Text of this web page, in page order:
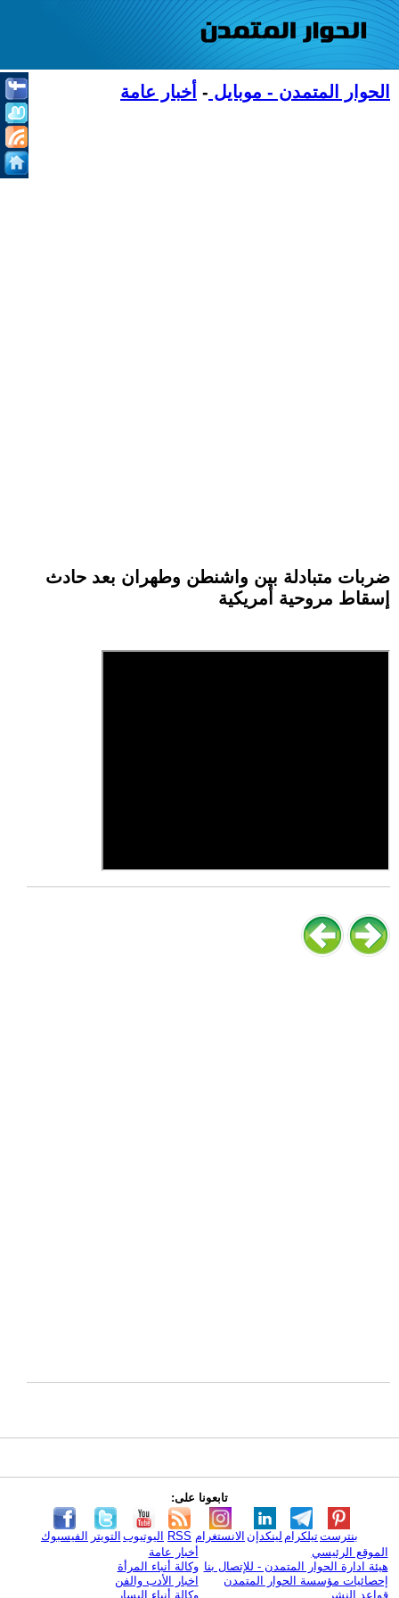
الحوار المتمدن - موبايل - أخبار عامة
ضربات متبادلة بين واشنطن وطهران بعد حادث
إسقاط مروحية أمريكية
تابعونا على:
الفيسبوك التويتر اليوتيوب RSS الانستغرام لينكدإن تيلكرامبنترست
الموقع الرئيسي
هيئة ادارة الحوار المتمدن - للإتصال بنا
إحصائيات مؤسسة الحوار المتمدن
قواعد النشر
أخبار عامة
وكالة أنباء المرأة
اخبار الأدب والفن
وكالة أنباء اليسار